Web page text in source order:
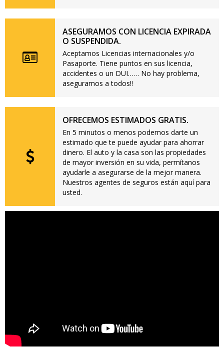
ASEGURAMOS CON LICENCIA EXPIRADA
O SUSPENDIDA.
Aceptamos Licencias internacionales y/o
Pasaporte. Tiene puntos en sus licencia,
accidentes o un DUI…… No hay problema,
aseguramos a todos!!
OFRECEMOS ESTIMADOS GRATIS.
En 5 minutos o menos podemos darte un
estimado que te puede ayudar para ahorrar
dinero. El auto y la casa son las propiedades
de mayor inversión en su vida, permítanos
ayudarle a asegurarse de la mejor manera.
Nuestros agentes de seguros están aquí para
usted.